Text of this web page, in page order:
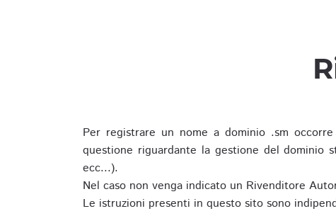
Per registrare un nome a dominio .sm
questione riguardante la gestione del dominio
ecc...).
Nel caso non venga indicato un Rivenditore
Le istruzioni presenti in questo sito sono